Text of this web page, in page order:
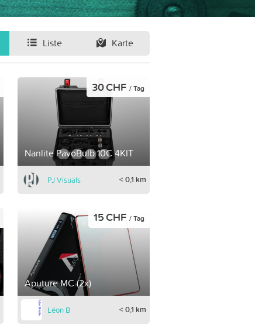
Liste Karte
Nanlite PavoBulb 10C 4KIT
30 CHF / Tag
PJ Visuals < 0,1 km
Aputure MC (2x)
15 CHF / Tag
Léon B < 0,1 km